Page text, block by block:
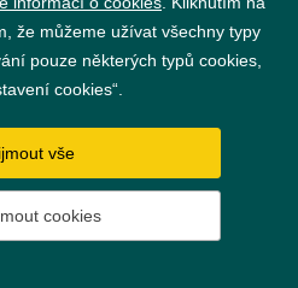
GDPR
cookies
že můžeme užívat všechny typy
pouze některých typů cookies,
cookies“.
vše
cookies